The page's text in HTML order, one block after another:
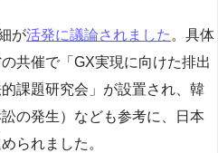
が活発に議論されました。具体
共催で「GX実現に向けた排出
課題研究会」が設置され、韓
の発生）なども参考に、日本
られました。